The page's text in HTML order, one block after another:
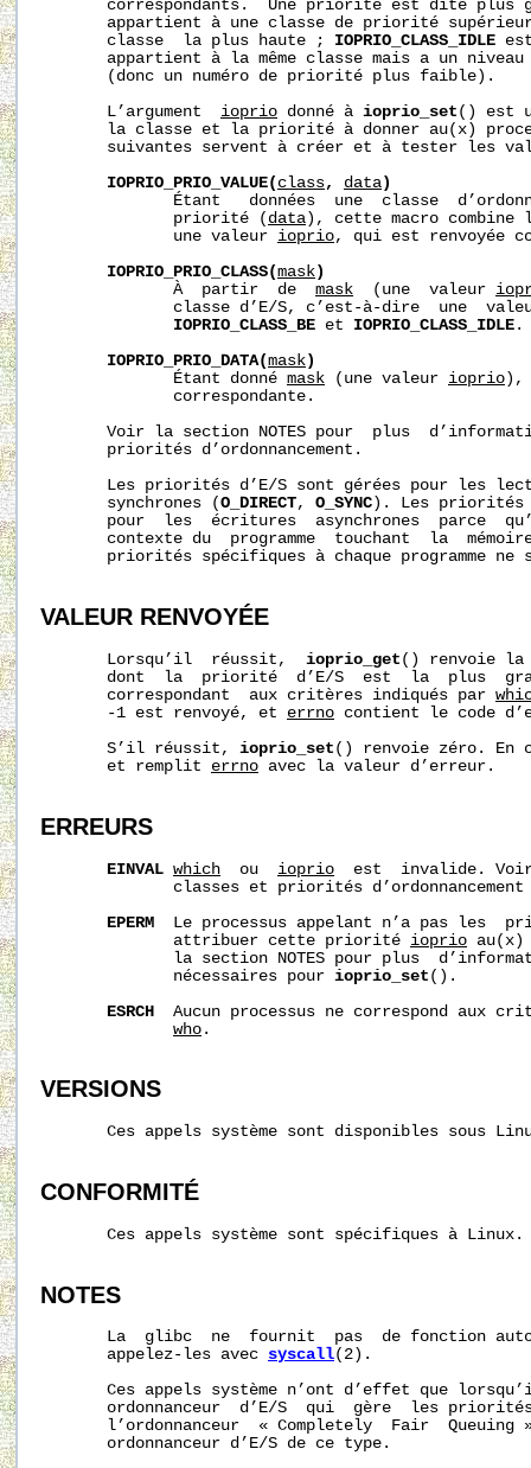
correspondants.  Une priorité est dite plus
appartient à une classe de priorité
       classe  la plus haute ;
IOPRIO_CLASS_IDLE
appartient à la même classe mais a un
       (donc un numéro de priorité plus faible).
       L’argument
ioprio donné à ioprio_set () est
la classe et la priorité à donner au(x)
suivantes servent à créer et à tester les
IOPRIO_PRIO_VALUE( class, data )
Étant   données  une  classe
              priorité (
data ), cette macro combine
              une valeur
ioprio, qui est renvoyée
IOPRIO_PRIO_CLASS(mask )
              À  partir  de
mask
  (une  valeur
classe d’E/S, c’est-à-dire  une
IOPRIO_CLASS_BE et IOPRIO_CLASS_IDLE .
IOPRIO_PRIO_DATA(mask )
              Étant donné
mask (une valeur ioprio ),
              correspondante.
Voir la section NOTES pour  plus
       priorités d’ordonnancement.
Les priorités d’E/S sont gérées pour les
       synchrones (
O_DIRECT, O_SYNC ). Les priorités
pour  les  écritures  asynchrones  parce
contexte du  programme  touchant  la
priorités spécifiques à chaque programme ne
VALEUR RENVOYÉE
       Lorsqu’il  réussit,
ioprio_get () renvoie
dont  la  priorité  d’E/S  est  la  plus
       correspondant  aux critères indiqués par
       -1 est renvoyé, et
errno contient le code
       S’il réussit,
ioprio_set () renvoie zéro. En
       et remplit
errno avec la valeur d’erreur.
ERREURS
EINVAL which
  ou
ioprio
est  invalide.
classes et priorités
EPERM
Le processus appelant n’a pas les
              attribuer cette priorité
ioprio au(x)
la section NOTES pour plus
              nécessaires pour
ioprio_set ().
ESRCH
Aucun processus ne correspond aux
who .
VERSIONS
Ces appels système sont disponibles sous
CONFORMITÉ
       Ces appels système sont spécifiques à Linux.
NOTES
La  glibc  ne  fournit  pas  de fonction
       appelez‐les avec
syscall(2).
Ces appels système n’ont d’effet que
ordonnanceur  d’E/S  qui  gère  les
l’ordonnanceur  « Completely  Fair  Queuing
       ordonnanceur d’E/S de ce type.